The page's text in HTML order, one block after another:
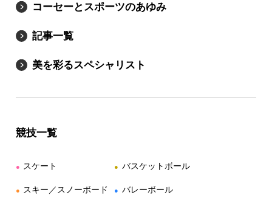
コーセーとスポーツのあゆみ
記事一覧
美を彩るスペシャリスト
競技一覧
● スケート
● スキー／スノーボード
● バスケットボール
● バレーボール